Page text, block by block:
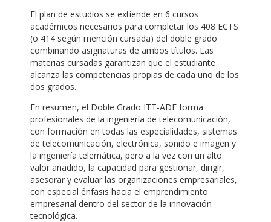
El plan de estudios se extiende en 6 cursos
académicos necesarios para completar los 408 ECTS
(o 414 según mención cursada) del doble grado
combinando asignaturas de ambos títulos. Las
materias cursadas garantizan que el estudiante
alcanza las competencias propias de cada uno de los
dos grados.
En resumen, el Doble Grado ITT-ADE forma
profesionales de la ingeniería de telecomunicación,
con formación en todas las especialidades, sistemas
de telecomunicación, electrónica, sonido e imagen y
la ingeniería telemática, pero a la vez con un alto
valor añadido, la capacidad para gestionar, dirigir,
asesorar y evaluar las organizaciones empresariales,
con especial énfasis hacia el emprendimiento
empresarial dentro del sector de la innovación
tecnológica.